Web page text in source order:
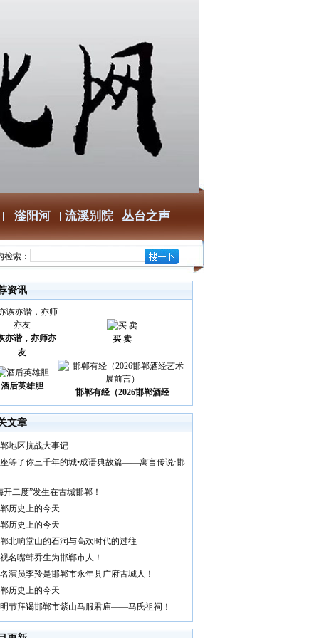
滏阳河 流溪别院 丛台之声
检索：
资讯
亦谐，亦师亦
友
买 卖
酒后英雄胆
邯郸有经（2026邯郸酒经
文章
地区抗战大事记
等了你三千年的城•成语典故篇——寓言传说·邯
开二度”发生在古城邯郸！
历史上的今天
历史上的今天
北响堂山的石洞与高欢时代的过往
名嘴韩乔生为邯郸市人！
演员李羚是邯郸市永年县广府古城人！
历史上的今天
节拜谒邯郸市紫山马服君庙——马氏祖祠！